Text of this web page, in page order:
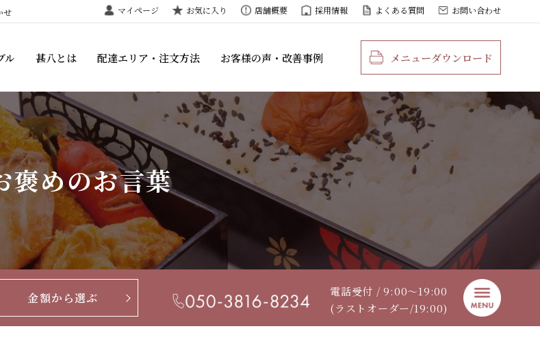
せ マイページ お気に入り 店舗概要 採用情報 よくある質問 お問い合わせ
ル 甚八とは 配達エリア・注文方法 お客様の声・改善事例 メニューダウンロード
褒めのお言葉
金額から選ぶ
電話受付 / 9:00〜19:00
(ラストオーダー/19:00)